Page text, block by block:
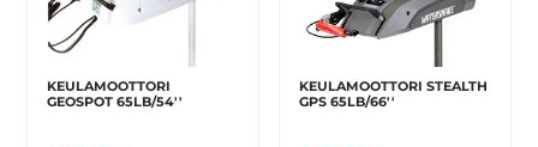
KEULAMOOTTORI
GEOSPOT 65LB/54''
KEULAMOOTTORI STEALTH
GPS 65LB/66''